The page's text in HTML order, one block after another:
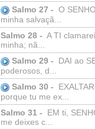
Salmo 27 - O
minha salvaçã...
Salmo 28 - A TI
minha; nã...
Salmo 29 -
DAI ao
poderosos, d...
Salmo 30 -
porque tu me ex...
Salmo 31 -
EM ti,
me deixes c...